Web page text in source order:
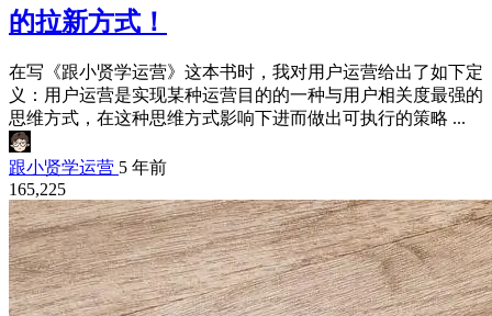
的拉新方式！
在写《跟小贤学运营》这本书时，我对用户运营给出了如下定
义：用户运营是实现某种运营目的的一种与用户相关度最强的
思维方式，在这种思维方式影响下进而做出可执行的策略 ...
跟小贤学运营 5 年前
165,225